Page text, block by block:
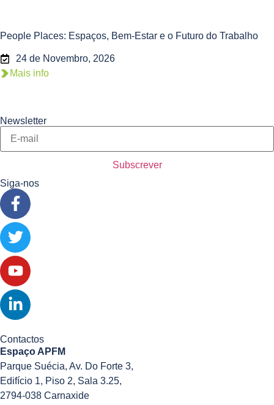
People Places: Espaços, Bem-Estar e o Futuro do Trabalho
24 de Novembro, 2026
Mais info
Newsletter
Siga-nos
Contactos
Espaço APFM
Parque Suécia, Av. Do Forte 3,
Edifício 1, Piso 2, Sala 3.25,
2794-038 Carnaxide